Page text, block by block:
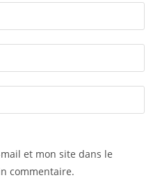
et mon site dans le
commentaire.